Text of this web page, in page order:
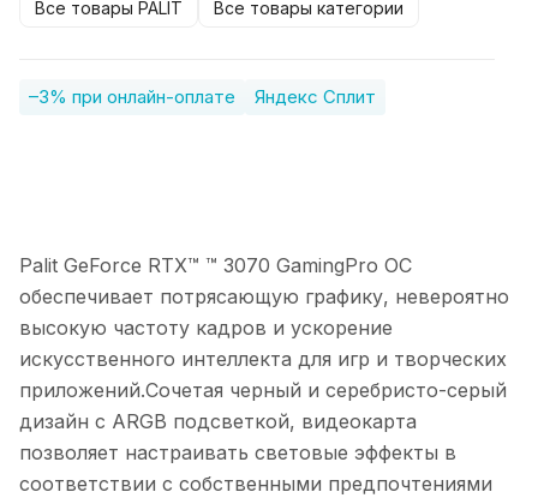
Все товары PALIT Все товары категории
–3% при онлайн-оплате Яндекс Сплит
Palit GeForce RTX™ ™ 3070 GamingPro OC
обеспечивает потрясающую графику, невероятно
высокую частоту кадров и ускорение
искусственного интеллекта для игр и творческих
приложений.Сочетая черный и серебристо-серый
дизайн с ARGB подсветкой, видеокарта
позволяет настраивать световые эффекты в
соответствии с собственными предпочтениями